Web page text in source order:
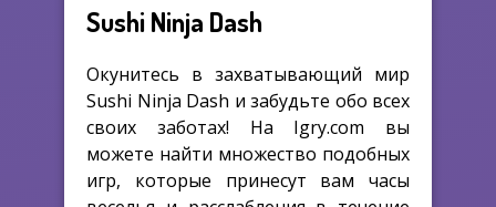
Sushi Ninja Dash
Окунитесь в захватывающий мир
Sushi Ninja Dash и забудьте обо всех
своих заботах! На Igry.com вы
можете найти множество подобных
игр, которые принесут вам часы